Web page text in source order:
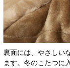
裏面には、やさしい
ます。冬のこたつに